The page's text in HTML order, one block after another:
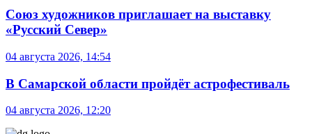
Союз художников приглашает на выставку
«Русский Север»
04 августа 2026, 14:54
В Самарской области пройдёт астрофестиваль
04 августа 2026, 12:20